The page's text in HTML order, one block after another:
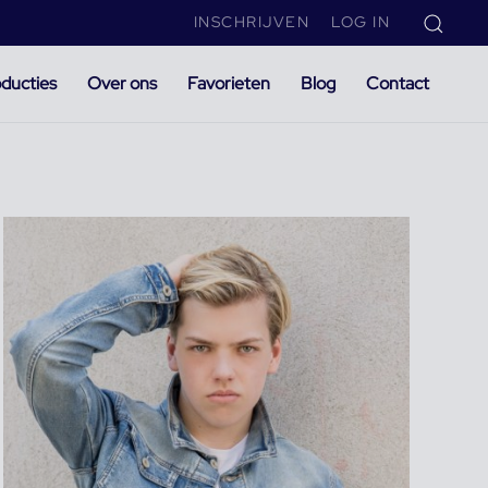
INSCHRIJVEN LOG IN
Over ons Favorieten Blog Contact